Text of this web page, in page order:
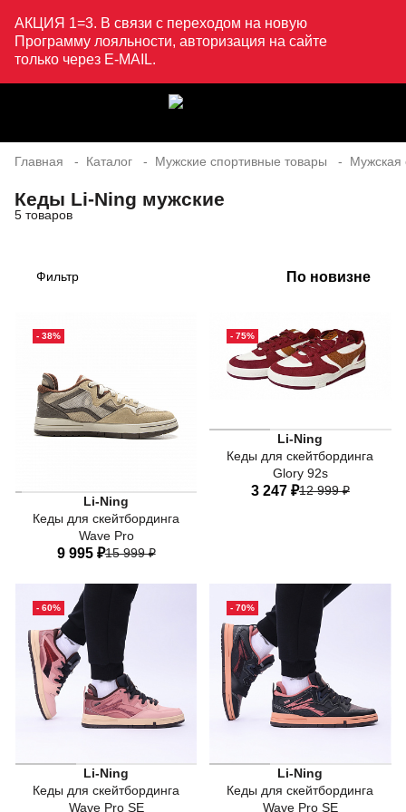
АКЦИЯ 1=3. В связи с переходом на новую
Программу лояльности, авторизация на сайте
только через E-MAIL.
Главная Каталог Мужские спортивные товары Мужская
Кеды Li-Ning мужские
5 товаров
Фильтр По новизне
- 38%
Li-Ning
Кеды для скейтбординга
Wave Pro
9 995 ₽15 999 ₽
37,5 RU
40 RU
40,5 RU
42 RU
43 RU
44 RU
45 RU
- 75%
Li-Ning
Кеды для скейтбординга
Glory 92s
• С кедами для
• Их стильный внешний
3 247 ₽12 999 ₽
44 RU
45 RU
- 60%
Li-Ning
Кеды для скейтбординга
Wave Pro SE
- 70%
Li-Ning
Кеды для скейтбординга
Wave Pro SE